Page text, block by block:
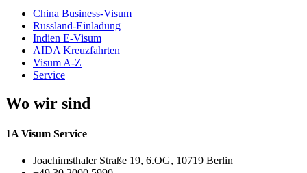
China Business-Visum
Russland-Einladung
Indien E-Visum
AIDA Kreuzfahrten
Visum A-Z
Service
Wo wir sind
1A Visum Service
Joachimsthaler Straße 19, 6.OG, 10719 Berlin